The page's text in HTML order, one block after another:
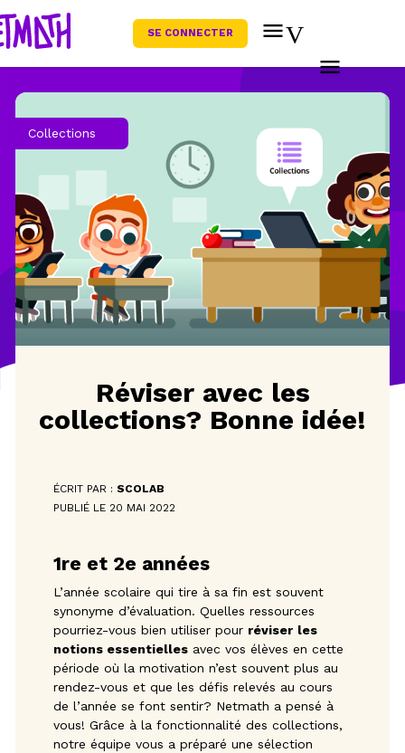
SE CONNECTER
Collections
Réviser avec les
collections? Bonne idée!
ÉCRIT PAR : SCOLAB
PUBLIÉ LE 20 MAI 2022
1re et 2e années
L’année scolaire qui tire à sa fin est souvent
synonyme d’évaluation. Quelles ressources
pourriez-vous bien utiliser pour réviser les
notions essentielles avec vos élèves en cette
période où la motivation n’est souvent plus au
rendez-vous et que les défis relevés au cours
de l’année se font sentir? Netmath a pensé à
vous! Grâce à la fonctionnalité des collections,
notre équipe vous a préparé une sélection